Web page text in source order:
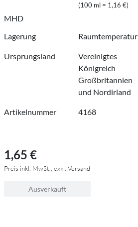
(100 ml = 1,16 €)
MHD
Lagerung
Raumtemperatur
Ursprungsland
Vereinigtes
Königreich
Großbritannien
und Nordirland
Artikelnummer 4168
1,65 €
Preis inkl. MwSt., exkl. Versand
Ausverkauft